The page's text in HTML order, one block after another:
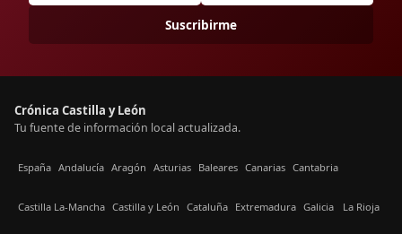
Suscribirme
Crónica Castilla y León
Tu fuente de información local actualizada.
España Andalucía Aragón Asturias Baleares Canarias Cantabria
Castilla La-Mancha Castilla y León Cataluña Extremadura Galicia La Rioja